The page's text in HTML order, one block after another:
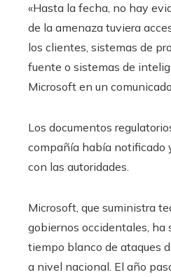
«Hasta la fecha, no hay
de la amenaza tuviera
los clientes, sistemas de
fuente o sistemas de
Microsoft en un
Los documentos
compañía había notificado
con las autoridades.
Microsoft, que suministra
gobiernos occidentales, ha
tiempo blanco de ataques
a nivel nacional. El año